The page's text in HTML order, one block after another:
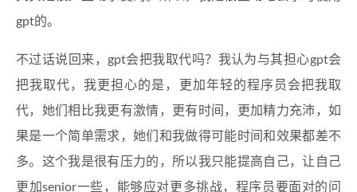
gpt的。
不过话说回来，gpt会把我取代吗？我认为与其担心gpt会
把我取代，我更担心的是，更加年轻的程序员会把我取
代，她们相比我更有激情，更有时间，更加精力充沛，如
果是一个简单需求，她们和我做得可能时间和效果都差不
多。这个我是很有压力的，所以我只能提高自己，让自己
更加senior一些，能够应对更多挑战，程序员要面对的问